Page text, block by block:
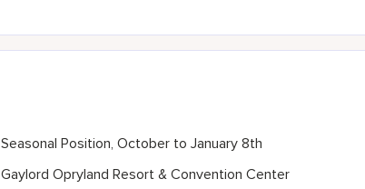
Gaylord Opryland Resort & Convention Center
Seasonal Position, October to January 8th